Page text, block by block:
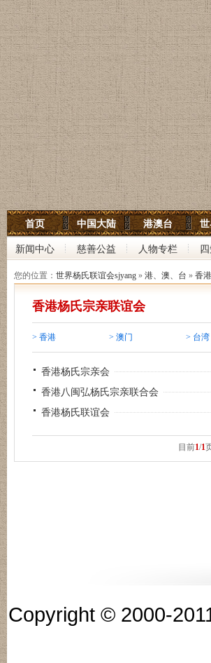
世界杨氏宗亲网
世界杨氏联谊会
中华杨氏大宗祠
首页 中国大陆 港澳台
新闻中心 慈善公益 人物专栏
您的位置： 世界杨氏联谊会sjyang » 港、澳、台 » 香港
香港杨氏宗亲联谊会
> 香港 > 澳门 > 台湾
香港杨氏宗亲会
香港八闽弘杨氏宗亲联合会
香港杨氏联谊会
目前1/1
Copyright © 2000-